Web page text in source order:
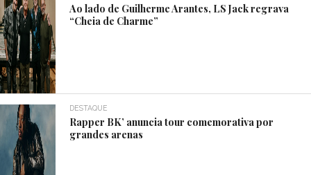
Ao lado de Guilherme Arantes, LS Jack regrava
“Cheia de Charme”
DESTAQUE
Rapper BK’ anuncia tour comemorativa por
grandes arenas